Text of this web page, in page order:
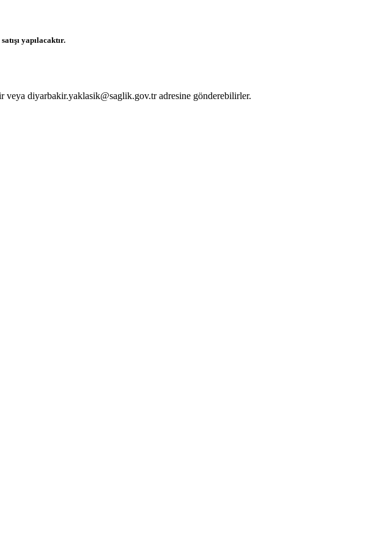
yapılacaktır.
diyarbakir.yaklasik@saglik.gov.tr adresine gönderebilirler.